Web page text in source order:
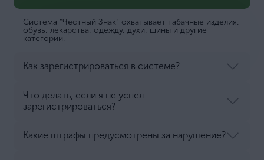
Система "Честный Знак" охватывает табачные изделия,
обувь, лекарства, одежду, духи, шины и другие
категории.
Как зарегистрироваться в системе?
Что делать, если я не успел
зарегистрироваться?
Какие штрафы предусмотрены за нарушение?